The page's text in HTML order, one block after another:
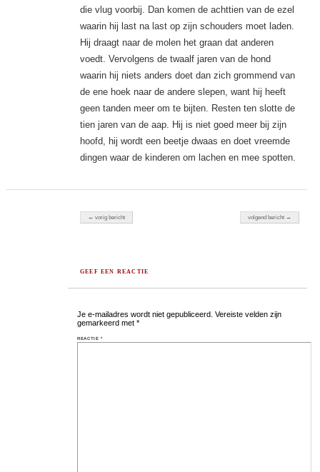
die vlug voorbij. Dan komen de achttien van de ezel
waarin hij last na last op zijn schouders moet laden.
Hij draagt naar de molen het graan dat anderen
voedt. Vervolgens de twaalf jaren van de hond
waarin hij niets anders doet dan zich grommend van
de ene hoek naar de andere slepen, want hij heeft
geen tanden meer om te bijten. Resten ten slotte de
tien jaren van de aap. Hij is niet goed meer bij zijn
hoofd, hij wordt een beetje dwaas en doet vreemde
dingen waar de kinderen om lachen en mee spotten.
Berichten navigatie
← vorig bericht volgend bericht →
GEEF EEN REACTIE
Je e-mailadres wordt niet gepubliceerd. Vereiste velden zijn
gemarkeerd met *
REACTIE*